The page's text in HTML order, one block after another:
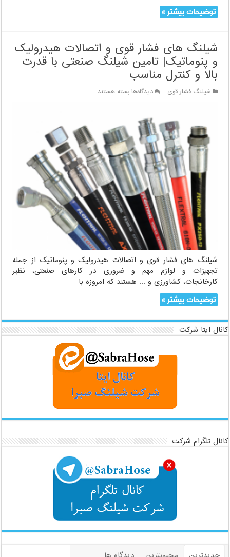
توضیحات بیشتر »
شیلنگ های فشار قوی و اتصالات هیدرولیک
و پنوماتیک| تامین شیلنگ صنعتی با قدرت
بالا و کنترل مناسب
شیلنگ فشار قوی دیدگاه‌هابرای
قوی
و
اتصالات
هیدرولیک
و
پنوماتیک|
تامین
شیلنگ
صنعتی
با
قدرت
بالا
و
کنترل
مناسب
بسته هستند
شیلنگ های فشار قوی و اتصالات هیدرولیک و پنوماتیک از جمله
تجهیزات و لوازم مهم و ضروری در کارهای صنعتی، نظیر
کارخانجات، کشاورزی و ... هستند که امروزه با
توضیحات بیشتر »
کانال ایتا شرکت
کانال تلگرام شرکت